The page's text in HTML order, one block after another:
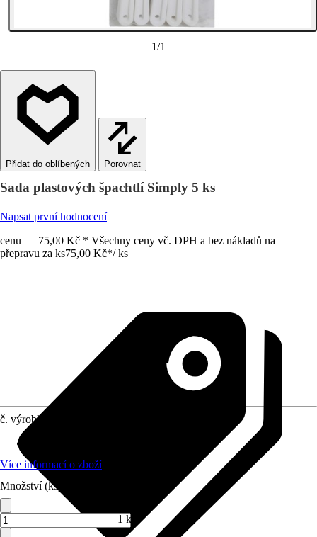
1/1
Porovnat
Sada plastových špachtlí Simply 5 ks
Napsat první hodnocení
cenu — 75,00 Kč * Všechny ceny vč. DPH a bez nákladů na
přepravu za ks75,00 Kč*/ ks
č. výrobku
Více informací o zboží
Množství (ks)
1 ks